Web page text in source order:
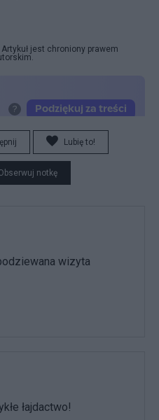
jest chroniony prawem
Lubię to!
notkę
wizyta
łajdactwo!